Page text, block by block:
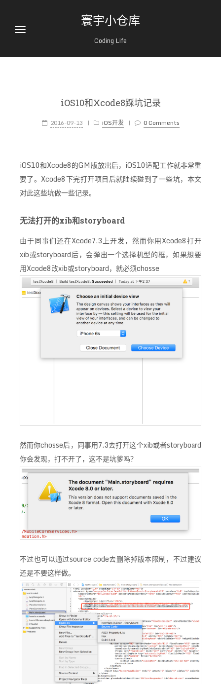
寰宇小仓库
Coding Life
iOS10和Xcode8踩坑记录
2016-09-13 | iOS开发 | 0 Comments
iOS10和Xcode8的GM版放出后，iOS10适配工作就非常重
要了。Xcode8下完打开项目后就陆续碰到了一些坑，本文
对此这些坑做一些记录。
无法打开的xib和storyboard
由于同事们还在Xcode7.3上开发，然而你用Xcode8打开
xib或storyboard后，会弹出一个选择机型的框，如果想要
用Xcode8改xib或storyboard，就必须chosse
然而你chosse后，同事用7.3去打开这个xib或者storyboard
你会发现，打不开了，这不是坑爹吗？
不过也可以通过source code去删除掉版本限制，不过建议
还是不要这样做。